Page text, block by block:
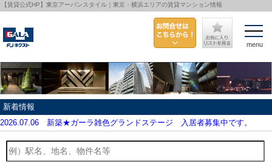
【賃貸公式HP】東京アーバンスタイル｜東京・横浜エリアの賃貸マンション情報
新着情報
2026.07.06 新築★ガーラ雑色グランドステージ 入居者募集中です。
menu